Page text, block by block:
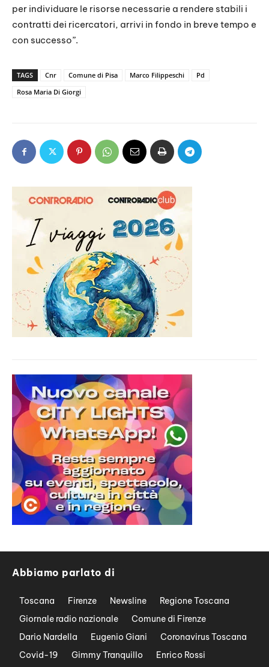
per individuare le risorse necessarie a rendere stabili i
contratti dei ricercatori, arrivi in fondo in breve tempo e
con successo”.
TAGS Cnr Comune di Pisa Marco Filippeschi
Pd
Rosa Maria Di Giorgi
Abbiamo parlato di
Toscana Firenze Newsline
Regione Toscana
Giornale radio nazionale
Comune di Firenze
Dario Nardella
Eugenio Giani
Coronavirus Toscana
Covid-19
Gimmy Tranquillo
Enrico Rossi